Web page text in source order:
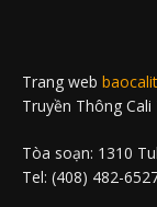
Trang web
Truyền Thông
Tòa soạn: 1310
Tel: (408) 482-